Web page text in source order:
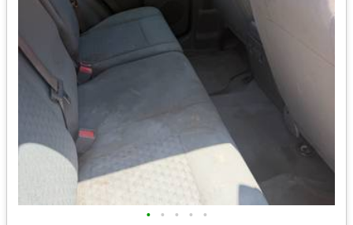
• • • • •